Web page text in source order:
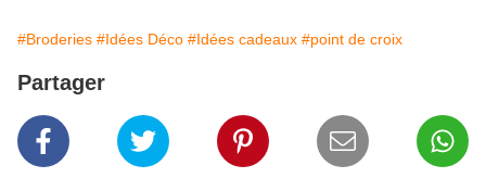
#Broderies #Idées Déco #Idées cadeaux #point de croix
Partager